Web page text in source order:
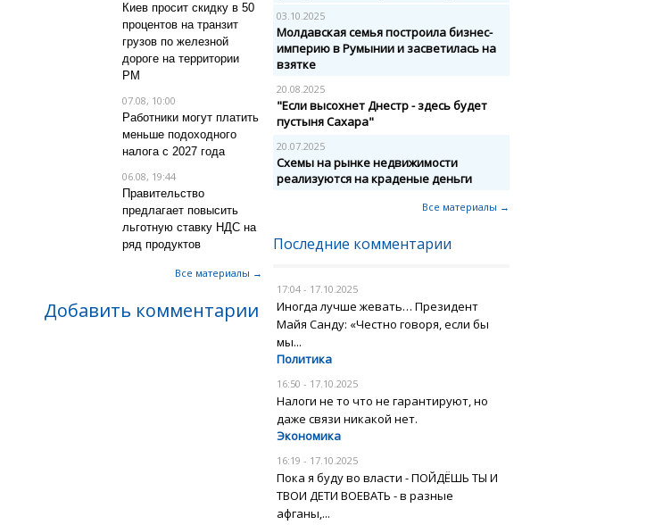
Киев просит скидку в 50
процентов на транзит
грузов по железной
дороге на территории
РМ
07.08, 10:00
Работники могут платить
меньше подоходного
налога с 2027 года
06.08, 19:44
Правительство
предлагает повысить
льготную ставку НДС на
ряд продуктов
Все материалы →
Добавить комментарии
03.10.2025
Молдавская семья построила бизнес-
империю в Румынии и засветилась на
взятке
20.08.2025
"Если высохнет Днестр - здесь будет
пустыня Сахара"
20.07.2025
Схемы на рынке недвижимости
реализуются на краденые деньги
Все материалы →
Последние комментарии
17:04 - 17.10.2025
Иногда лучше жевать… Президент
Майя Санду: «Честно говоря, если бы
мы...
Политика
16:50 - 17.10.2025
Налоги не то что не гарантируют, но
даже связи никакой нет.
Экономика
16:19 - 17.10.2025
Пока я буду во власти - ПОЙДЁШЬ ТЫ И
ТВОИ ДЕТИ ВОЕВАТЬ - в разные
афганы,...